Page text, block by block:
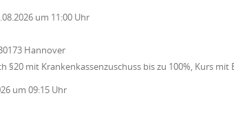
um 11:00 Uhr
Hannover
§20 mit Krankenkassenzuschuss bis zu 100%, Kurs mit
um 09:15 Uhr